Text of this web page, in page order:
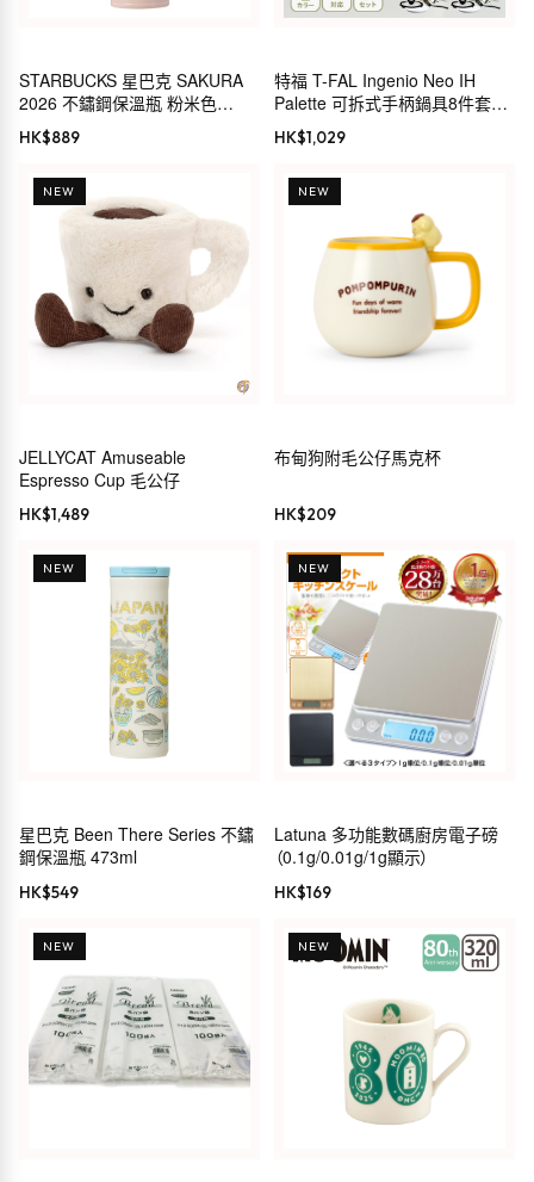
STARBUCKS 星巴克 SAKURA
2026 不鏽鋼保溫瓶 粉米色
500ml THERMOS
HK$889
特福 T-FAL Ingenio Neo IH
Palette 可拆式手柄鍋具8件套裝
(薄荷綠/蜜糖米色) L835S8
L834S8
HK$1,029
NEW
JELLYCAT Amuseable
Espresso Cup 毛公仔
HK$1,489
NEW
布甸狗附毛公仔馬克杯
HK$209
NEW
星巴克 Been There Series 不鏽
鋼保溫瓶 473ml
HK$549
NEW
Latuna 多功能數碼廚房電子磅
（0.1g/0.01g/1g顯示）
HK$169
NEW NEW